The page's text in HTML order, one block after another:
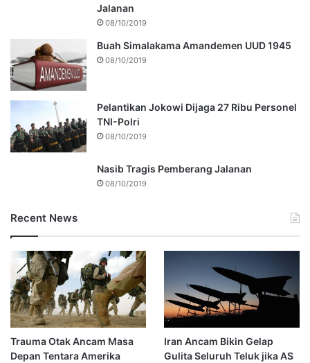
Jalanan
08/10/2019
Buah Simalakama Amandemen UUD 1945
08/10/2019
Pelantikan Jokowi Dijaga 27 Ribu Personel
TNI-Polri
08/10/2019
Nasib Tragis Pemberang Jalanan
08/10/2019
Recent News
Trauma Otak Ancam Masa
Depan Tentara Amerika
Iran Ancam Bikin Gelap
Gulita Seluruh Teluk jika AS